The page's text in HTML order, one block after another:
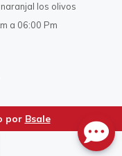
los olivos
a 06:00 Pm
por Bsale